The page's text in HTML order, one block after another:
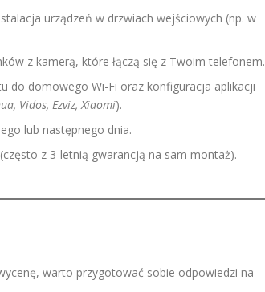
urządzeń w drzwiach wejściowych (np. w
z kamerą, które łączą się z Twoim telefonem.
do domowego Wi-Fi oraz konfiguracja aplikacji
Vidos, Ezviz, Xiaomi).
lub następnego dnia.
z 3-letnią gwarancją na sam montaż).
warto przygotować sobie odpowiedzi na